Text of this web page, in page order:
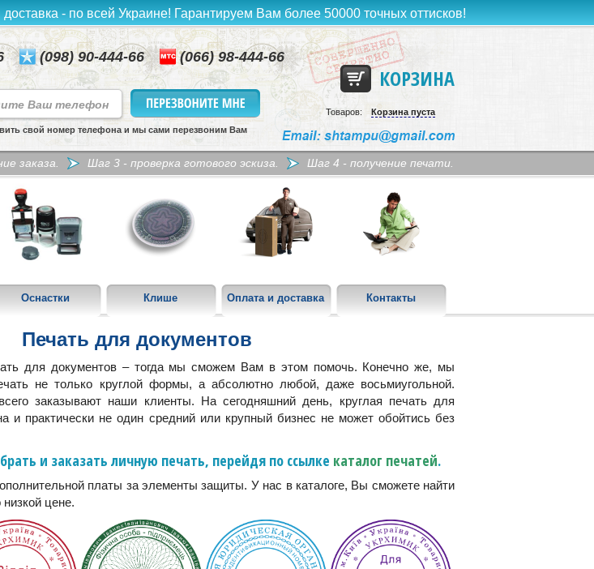
- по всей Украине! Гарантируем Вам более 50000 точных оттисков!
(098) 90-444-66 (066) 98-444-66
КОРЗИНА
Товаров: Корзина пуста
свой номер телефона и мы сами перезвоним Вам
заказа. Шаг 3 - проверка готового эскиза. Шаг 4 - получение печати.
Оснастки Клише Оплата и доставка Контакты
Печать для документов
для документов – тогда мы сможем Вам в этом помочь. Конечно же, мы
не только круглой формы, а абсолютно любой, даже восьмиугольной.
заказывают наши клиенты. На сегодняшний день, круглая печать для
и практически не один средний или крупный бизнес не может обойтись без
и заказать личную печать, перейдя по ссылке каталог печатей.
платы за элементы защиты. У нас в каталоге, Вы сможете найти
цене.